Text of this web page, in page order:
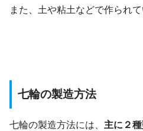
また、土や粘土などで作られて
七輪の製造方法
七輪の製造方法には、 主に２